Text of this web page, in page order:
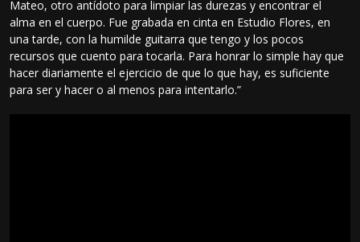
Mateo, otro antídoto para limpiar las durezas y encontrar el
alma en el cuerpo. Fue grabada en cinta en Estudio Flores, en
una tarde, con la humilde guitarra que tengo y los pocos
recursos que cuento para tocarla. Para honrar lo simple hay que
hacer diariamente el ejercicio de que lo que hay, es suficiente
para ser y hacer o al menos para intentarlo.”